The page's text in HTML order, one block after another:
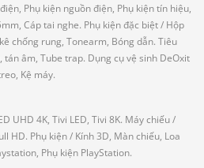
Phụ kiện nguồn điện, Phụ kiện tín hiệu,
Cáp tai nghe. Phụ kiện đặc biệt/ Hộp
chống rung, Tonearm, Bóng dẫn. Tiêu
tán âm, Tube trap. Dụng cụ vệ sinh DeOxit
Kệ máy.
UHD 4K, Tivi LED, Tivi 8K. Máy chiếu/
HD. Phụ kiện/ Kính 3D, Màn chiếu, Loa
Phụ kiện PlayStation.